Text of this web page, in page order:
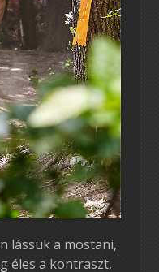
lássuk a mostani,
éles a kontraszt,